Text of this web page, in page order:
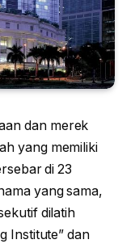
dan merek
yang memiliki
di 23
yang sama,
dilatih
Institute” dan